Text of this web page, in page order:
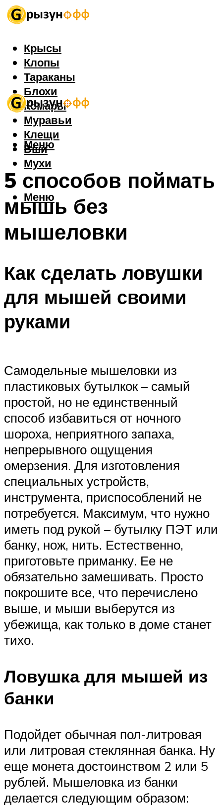
Крысы
Клопы
Тараканы
Блохи
Комары
Муравьи
Клещи
Вши
Мухи
Меню
Меню
5 способов поймать
мышь без
мышеловки
Как сделать ловушки
для мышей своими
руками
Самодельные мышеловки из
пластиковых бутылкок – самый
простой, но не единственный
способ избавиться от ночного
шороха, неприятного запаха,
непрерывного ощущения
омерзения. Для изготовления
специальных устройств,
инструмента, приспособлений не
потребуется. Максимум, что нужно
иметь под рукой – бутылку ПЭТ или
банку, нож, нить. Естественно,
приготовьте приманку. Ее не
обязательно замешивать. Просто
покрошите все, что перечислено
выше, и мыши выберутся из
убежища, как только в доме станет
тихо.
Ловушка для мышей из
банки
Подойдет обычная пол-литровая
или литровая стеклянная банка. Ну
еще монета достоинством 2 или 5
рублей. Мышеловка из банки
делается следующим образом: